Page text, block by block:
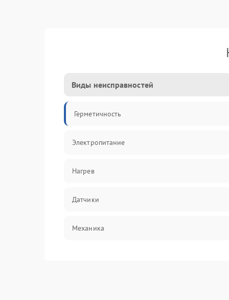
Виды неисправностей
Герметичность
Электропитание
Нагрев
Датчики
Механика